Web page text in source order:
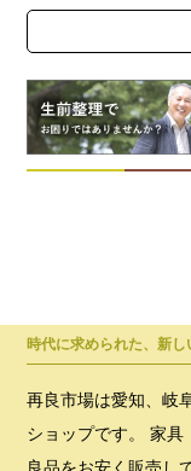
時代に求められた、新
再良市場は愛知、岐
ショップです。 家
良品をお安く販売し